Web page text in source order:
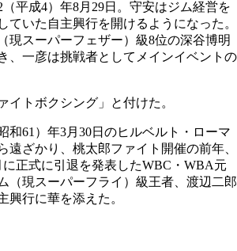
（平成4）年8月29日。守安はジム経営を
ていた自主興行を開けるようになった。
現スーパーフェザー）級8位の深谷博明
、一彦は挑戦者としてメインイベントの
イトボクシング」と付けた。
和61）年3月30日のヒルベルト・ローマ
遠ざかり、桃太郎ファイト開催の前年、
に正式に引退を発表したWBC・WBA元
（現スーパーフライ）級王者、渡辺二郎
興行に華を添えた。